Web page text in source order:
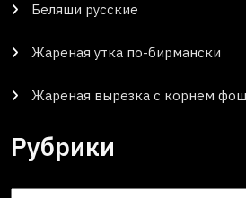
Беляши русские
Жареная утка по-бирмански
Жареная вырезка с корнем
Рубрики